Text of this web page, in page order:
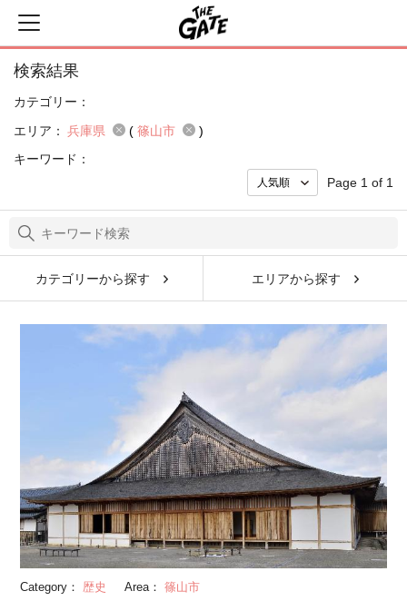
検索結果
カテゴリー：
エリア： 兵庫県 ( 篠山市
)
キーワード：
Page 1 of 1
カテゴリーから探す エリアから探す
Category： 歴史 Area： 篠山市